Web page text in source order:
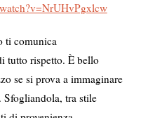
ti comunica
tutto rispetto. È bello
se si prova a immaginare
tra stile